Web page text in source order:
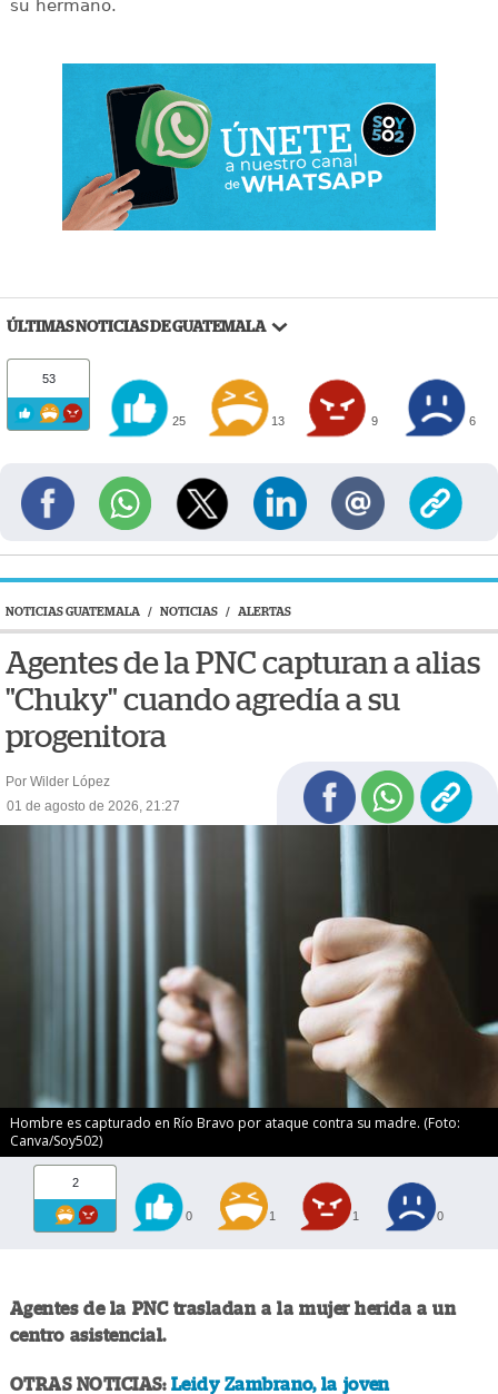
su hermano.
ÚLTIMAS NOTICIAS DE GUATEMALA
53
25 13 9 6
NOTICIAS GUATEMALA / NOTICIAS / ALERTAS
Agentes de la PNC capturan a alias
"Chuky" cuando agredía a su
progenitora
Por Wilder López
01 de agosto de 2026, 21:27
Hombre es capturado en Río Bravo por ataque contra su madre. (Foto:
Canva/Soy502)
2
0 1 1 0
Agentes de la PNC trasladan a la mujer herida a un
centro asistencial.
OTRAS NOTICIAS: Leidy Zambrano, la joven